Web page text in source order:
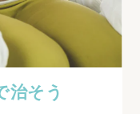
治そう